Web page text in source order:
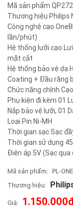
Mã sản phẩm
Thương hiệu Philips
Công nghệ cạo
lần/phút)
Hệ thống lưỡi cạo
mặt cắt
Hệ thống bảo vệ da
Coating + Đầu răng
Chức năng chính
Phụ kiện đi kèm 01
Nắp bảo vệ lưỡi, 01
Loại Pin Ni-MH
Thời gian sạc Sạc
Thời gian sử dụng
Điện áp 5V (Sạc qua
Mã sản phẩm: PL-
Thương hiệu:
Giá: